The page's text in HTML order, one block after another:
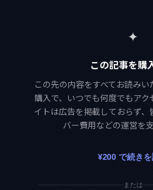
✦
この記事を購
この先の内容をすべてお読み
購入で、いつでも何度でもア
イトは広告を掲載しておらず
バー費用などの運営を
¥200 で続き
または